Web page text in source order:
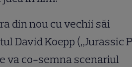
din nou cu vechii săi
David Koepp („Jurassic
va co-semna scenariul